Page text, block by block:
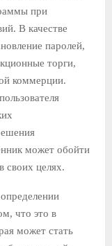
при
В качестве
паролей,
торги,
коммерции.
может обойти
своих целях.
что это в
может стать